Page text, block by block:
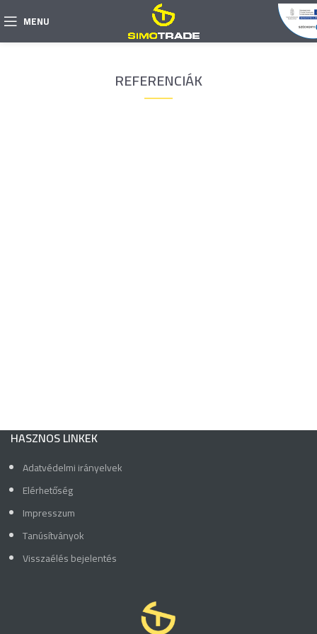
MENU
REFERENCIÁK
HASZNOS LINKEK
Adatvédelmi irányelvek
Elérhetőség
Impresszum
Tanúsítványok
Visszaélés bejelentés